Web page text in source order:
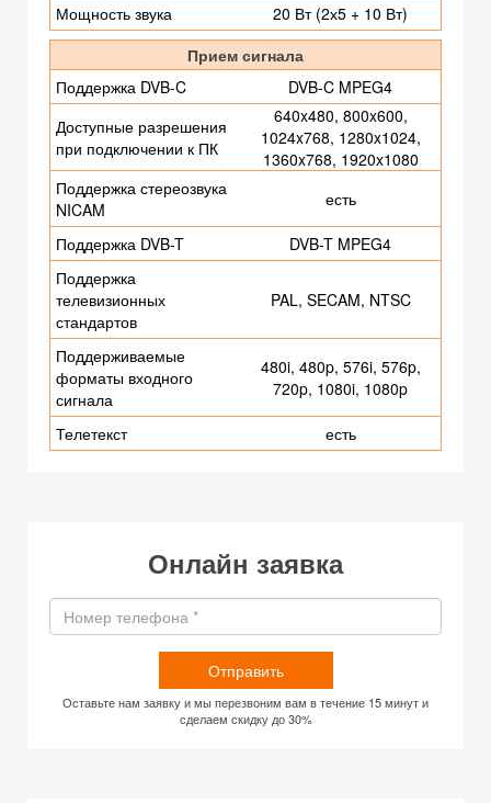
Мощность звука
20 Вт (2х5 + 10 Вт)
Прием сигнала
Поддержка DVB-C
DVB-C MPEG4
Доступные разрешения
при подключении к ПК
640x480, 800x600,
1024x768, 1280x1024,
1360x768, 1920x1080
Поддержка стереозвука
NICAM
есть
Поддержка DVB-T
DVB-T MPEG4
Поддержка
телевизионных
стандартов
PAL, SECAM, NTSC
Поддерживаемые
форматы входного
сигнала
480i, 480p, 576i, 576p,
720p, 1080i, 1080p
Телетекст есть
Онлайн заявка
Отправить
Оставьте нам заявку и мы перезвоним вам в течение 15 минут и
сделаем скидку до 30%